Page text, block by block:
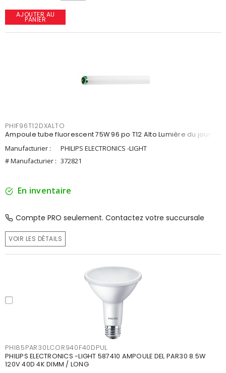
AJOUTER AU
PANIER
PHIF96T12DXALTO
Ampoule tube fluorescent 75W 96 po T12 Alto Lumière du jour
Manufacturier :
PHILIPS ELECTRONICS -LIGHT
# Manufacturier : 372821
En inventaire
Compte PRO seulement. Contactez votre succursale
VOIR LES DÉTAILS
PHI85PAR30LCOR940F40DPUL
PHILIPS ELECTRONICS -LIGHT 587410 AMPOULE DEL PAR30 8.5W
120V 40D 4K DIMM / LONG